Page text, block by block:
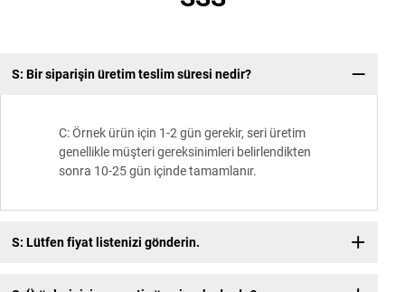
S: Bir siparişin üretim teslim süresi nedir?
C: Örnek ürün için 1-2 gün gerekir, seri üretim
genellikle müşteri gereksinimleri belirlendikten
sonra 10-25 gün içinde tamamlanır.
S: Lütfen fiyat listenizi gönderin.